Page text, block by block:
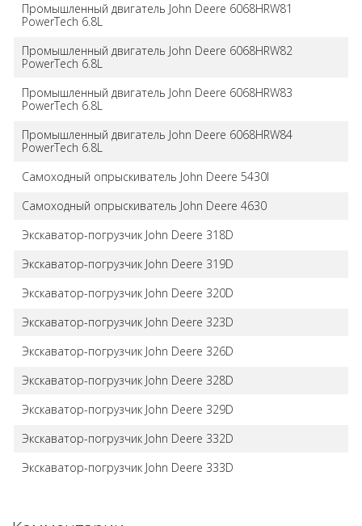
Промышленный двигатель John Deere 6068HRW81
PowerTech 6.8L
Промышленный двигатель John Deere 6068HRW82
PowerTech 6.8L
Промышленный двигатель John Deere 6068HRW83
PowerTech 6.8L
Промышленный двигатель John Deere 6068HRW84
PowerTech 6.8L
Самоходный опрыскиватель John Deere 5430I
Самоходный опрыскиватель John Deere 4630
Экскаватор-погрузчик John Deere 318D
Экскаватор-погрузчик John Deere 319D
Экскаватор-погрузчик John Deere 320D
Экскаватор-погрузчик John Deere 323D
Экскаватор-погрузчик John Deere 326D
Экскаватор-погрузчик John Deere 328D
Экскаватор-погрузчик John Deere 329D
Экскаватор-погрузчик John Deere 332D
Экскаватор-погрузчик John Deere 333D